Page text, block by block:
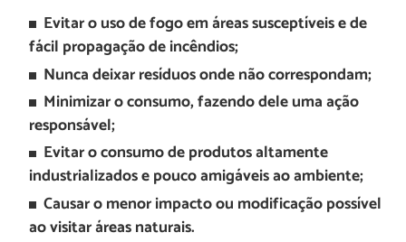
Evitar o uso de fogo em áreas susceptíveis e de
fácil propagação de incêndios;
Nunca deixar resíduos onde não correspondam;
Minimizar o consumo, fazendo dele uma ação
responsável;
Evitar o consumo de produtos altamente
industrializados e pouco amigáveis ao ambiente;
Causar o menor impacto ou modificação possível
ao visitar áreas naturais.